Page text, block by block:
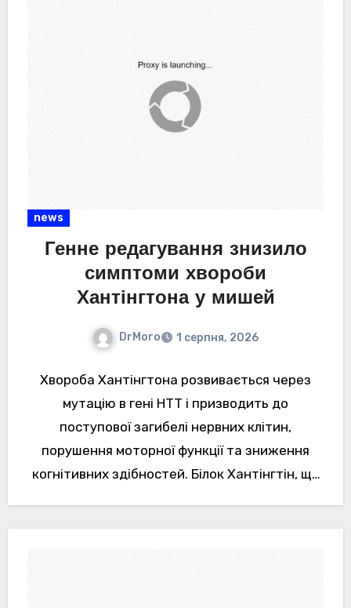
news
Генне редагування знизило
симптоми хвороби
Хантінгтона у мишей
DrMoro 1 серпня, 2026
Хвороба Хантінгтона розвивається через
мутацію в гені HTT і призводить до
поступової загибелі нервних клітин,
порушення моторної функції та зниження
когнітивних здібностей. Білок Хантінгтін, що